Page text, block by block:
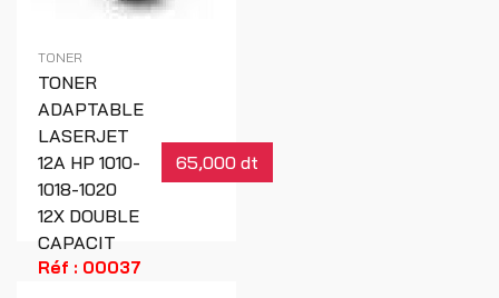
TONER
TONER
ADAPTABLE
LASERJET
12A HP 1010-
1018-1020
12X DOUBLE
CAPACIT
65,000 dt
Réf : 00037